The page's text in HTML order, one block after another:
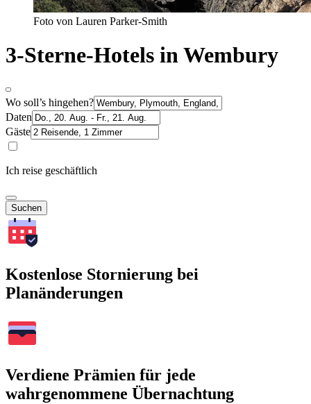
Foto von Lauren Parker-Smith
3-Sterne-Hotels in Wembury
Wo soll’s hingehen?
Daten
Gäste
Ich reise geschäftlich
Suchen
Kostenlose Stornierung bei
Planänderungen
Verdiene Prämien für jede
wahrgenommene Übernachtung